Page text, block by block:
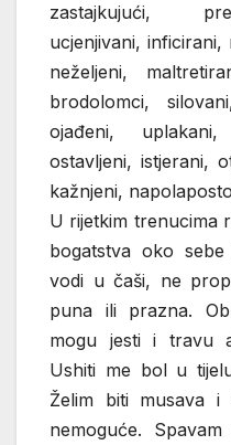
zastajkujući,
ucjenjivani, inficirani,
neželjeni,
brodolomci,
ojađeni,
ostavljeni, istjerani,
kažnjeni,
U rijetkim trenucima
bogatstva oko
vodi u čaši, ne
puna ili prazna.
mogu jesti i travu
Ushiti me bol u
Želim biti musava
nemoguće.